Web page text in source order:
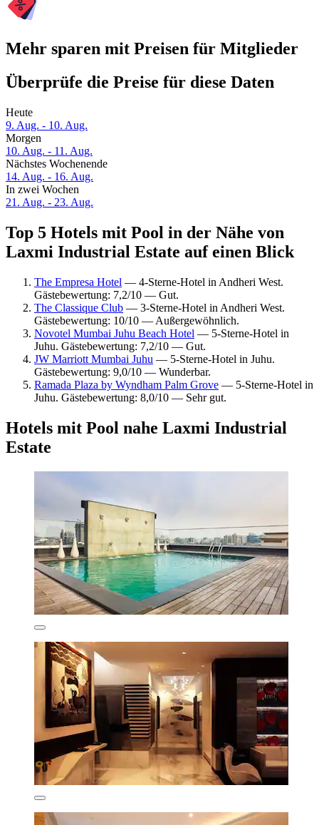
Mehr sparen mit Preisen für Mitglieder
Überprüfe die Preise für diese Daten
Heute
9. Aug. - 10. Aug.
Morgen
10. Aug. - 11. Aug.
Nächstes Wochenende
14. Aug. - 16. Aug.
In zwei Wochen
21. Aug. - 23. Aug.
Top 5 Hotels mit Pool in der Nähe von
Laxmi Industrial Estate auf einen Blick
The Empresa Hotel — 4-Sterne-Hotel in Andheri West.
Gästebewertung: 7,2/10 — Gut.
The Classique Club — 3-Sterne-Hotel in Andheri West.
Gästebewertung: 10/10 — Außergewöhnlich.
Novotel Mumbai Juhu Beach Hotel — 5-Sterne-Hotel in
Juhu. Gästebewertung: 7,2/10 — Gut.
JW Marriott Mumbai Juhu — 5-Sterne-Hotel in Juhu.
Gästebewertung: 9,0/10 — Wunderbar.
Ramada Plaza by Wyndham Palm Grove — 5-Sterne-Hotel in
Juhu. Gästebewertung: 8,0/10 — Sehr gut.
Hotels mit Pool nahe Laxmi Industrial
Estate